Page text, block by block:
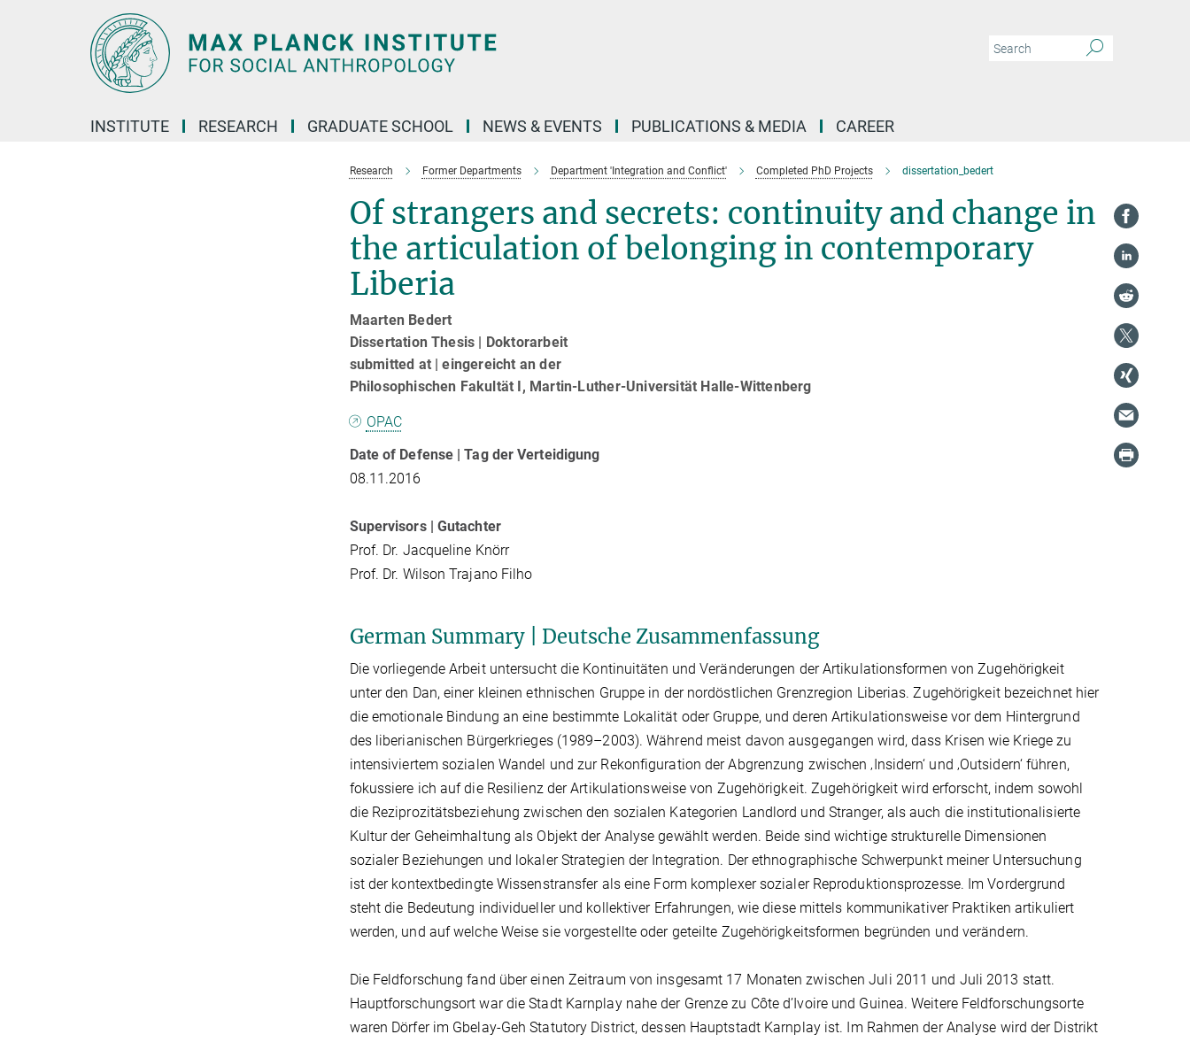
INSTITUTE RESEARCH GRADUATE SCHOOL NEWS & EVENTS PUBLICATIONS & MEDIA CAREER
Research Former Departments Department 'Integration and Conflict' Completed PhD Projects dissertation_bedert
Of strangers and secrets: continuity and change in
the articulation of belonging in contemporary
Liberia
Maarten Bedert
Dissertation Thesis | Doktorarbeit
submitted at | eingereicht an der
Philosophischen Fakultät I, Martin-Luther-Universität Halle-Wittenberg
OPAC
Date of Defense | Tag der Verteidigung
08.11.2016
Supervisors | Gutachter
Prof. Dr. Jacqueline Knörr
Prof. Dr. Wilson Trajano Filho
German Summary | Deutsche Zusammenfassung
Die vorliegende Arbeit untersucht die Kontinuitäten und Veränderungen der Artikulationsformen von Zugehörigkeit
unter den Dan, einer kleinen ethnischen Gruppe in der nordöstlichen Grenzregion Liberias. Zugehörigkeit bezeichnet hier
die emotionale Bindung an eine bestimmte Lokalität oder Gruppe, und deren Artikulationsweise vor dem Hintergrund
des liberianischen Bürgerkrieges (1989–2003). Während meist davon ausgegangen wird, dass Krisen wie Kriege zu
intensiviertem sozialen Wandel und zur Rekonfiguration der Abgrenzung zwischen ‚Insidern‘ und ‚Outsidern‘ führen,
fokussiere ich auf die Resilienz der Artikulationsweise von Zugehörigkeit. Zugehörigkeit wird erforscht, indem sowohl
die Reziprozitätsbeziehung zwischen den sozialen Kategorien Landlord und Stranger, als auch die institutionalisierte
Kultur der Geheimhaltung als Objekt der Analyse gewählt werden. Beide sind wichtige strukturelle Dimensionen
sozialer Beziehungen und lokaler Strategien der Integration. Der ethnographische Schwerpunkt meiner Untersuchung
ist der kontextbedingte Wissenstransfer als eine Form komplexer sozialer Reproduktionsprozesse. Im Vordergrund
steht die Bedeutung individueller und kollektiver Erfahrungen, wie diese mittels kommunikativer Praktiken artikuliert
werden, und auf welche Weise sie vorgestellte oder geteilte Zugehörigkeitsformen begründen und verändern.
Die Feldforschung fand über einen Zeitraum von insgesamt 17 Monaten zwischen Juli 2011 und Juli 2013 statt.
Hauptforschungsort war die Stadt Karnplay nahe der Grenze zu Côte d’Ivoire und Guinea. Weitere Feldforschungsorte
waren Dörfer im Gbelay-Geh Statutory District, dessen Hauptstadt Karnplay ist. Im Rahmen der Analyse wird der Distrikt